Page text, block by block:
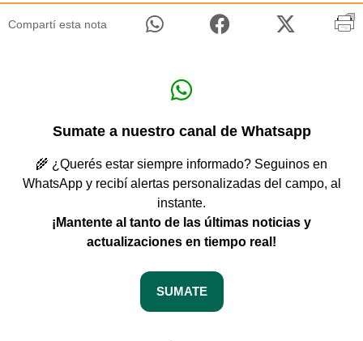
Compartí esta nota
Sumate a nuestro canal de Whatsapp
🌾 ¿Querés estar siempre informado? Seguinos en
WhatsApp y recibí alertas personalizadas del campo, al
instante.
¡Mantente al tanto de las últimas noticias y
actualizaciones en tiempo real!
SUMATE